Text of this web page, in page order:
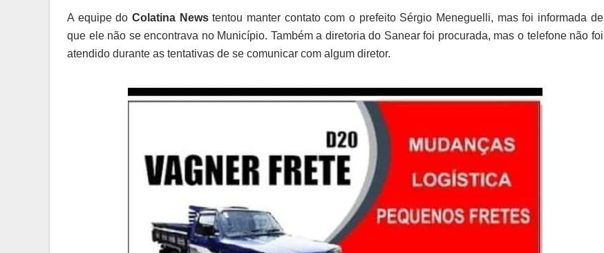
A equipe do Colatina Newstentou manter contato com o prefeito Sérgio Meneguelli, mas foi informada de
que ele não se encontrava no Município. Também a diretoria do Sanear foi procurada, mas o telefone não foi
atendido durante as tentativas de se comunicar com algum diretor.